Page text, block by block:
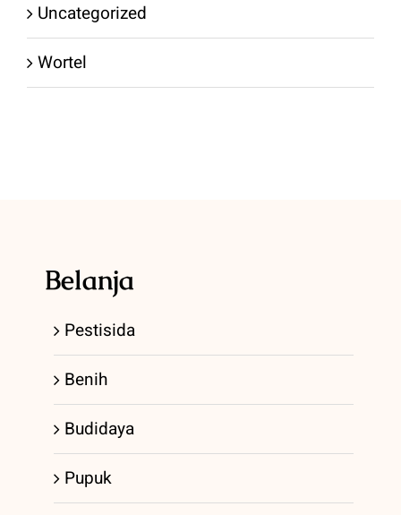
Uncategorized
Wortel
Belanja
Pestisida
Benih
Budidaya
Pupuk